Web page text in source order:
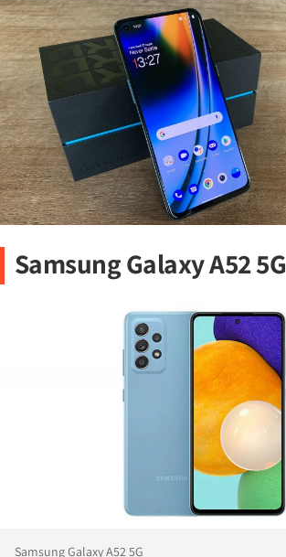
Samsung Galaxy A52 5G
Samsung Galaxy A52 5G